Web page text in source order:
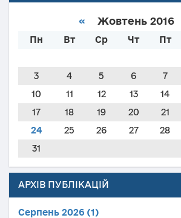
« Жовтень 2016
Пн Вт Ср Чт Пт
3
4 5 6 7
10
11 12 13 14
17
18 19 20 21
24
25 26 27 28
31
АРХІВ ПУБЛІКАЦІЙ
Серпень 2026 (1)